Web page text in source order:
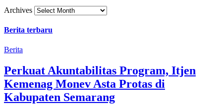
Archives
Berita terbaru
Berita
Perkuat Akuntabilitas Program, Itjen
Kemenag Monev Asta Protas di
Kabupaten Semarang